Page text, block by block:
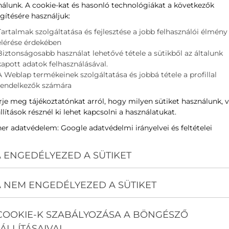
mail
Nem vagyok robot!
A cookie-kat és hasonló technológiákat a következők
használjuk:
szolgáltatása és fejlesztése a jobb felhasználói élmény
érdekében
használat lehetővé tétele a sütikből az általunk
adatok felhasználásával.
Weblap termékeinek szolgáltatása és jobbá tétele a profillal
számára
meg tájékoztatónkat arról, hogy milyen sütiket használunk,
résznél ki lehet kapcsolni a használatukat.
adatvédelem: Google adatvédelmi irányelvei és feltételei
ENGEDÉLYEZED A SÜTIKET
NEM ENGEDÉLYEZED A SÜTIKET
K SZABÁLYOZÁSA A BÖNGÉSZŐ